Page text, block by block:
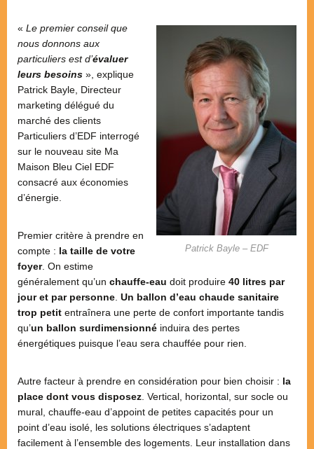
Patrick Bayle – EDF
« Le premier conseil que
nous donnons aux
particuliers est d’évaluer
leurs besoins », explique
Patrick Bayle, Directeur
marketing délégué du
marché des clients
Particuliers d’EDF interrogé
sur le nouveau site Ma
Maison Bleu Ciel EDF
consacré aux économies
d’énergie.
Premier critère à prendre en
compte : la taille de votre
foyer. On estime
généralement qu’un chauffe-eau doit produire 40 litres par
jour et par personne Un ballon d’eau chaude sanitaire
trop petit entraînera une perte de confort importante tandis
qu’un ballon surdimensionné induira des pertes
énergétiques puisque l’eau sera chauffée pour rien.
Autre facteur à prendre en considération pour bien choisir : la
place dont vous disposez . Vertical, horizontal, sur socle ou
mural, chauffe-eau d’appoint de petites capacités pour un
point d’eau isolé, les solutions électriques s’adaptent
facilement à l’ensemble des logements. Leur installation dans